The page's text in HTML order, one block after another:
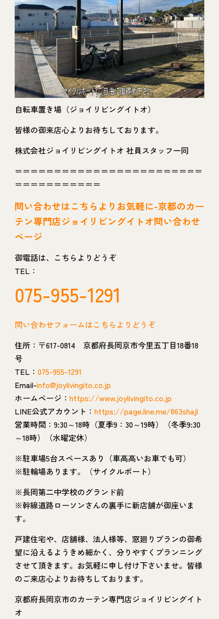
自転車置き場（ジョイリビングイトオ）
皆様の御来店心よりお待ちしております。
株式会社ジョイリビングイトオ 社員スタッフ一同
＝＝＝＝＝＝＝＝＝＝＝＝＝＝＝＝＝＝＝＝＝＝＝＝
＝＝＝＝＝＝＝＝＝＝＝
問い合わせはこちらよりお気軽に-京都のカー
テン専門店ジョイリビングイトオ問い合わせ
ページ
御電話は、こちらよりどうぞ
TEL：
075-955-1291
問い合わせフォームはこちらよりどうぞ
住所：〒617-0814 京都府長岡京市今里五丁目18番18
号
TEL： 075-955-1291
Email-info@joylivingito.co.jp
ホームページ： https://www.joylivingito.co.jp
LINE公式アカウント： https://page.line.me/863shajl
営業時間：9:30～18時（夏季9：30～19時）（冬季9:30
～18時）（水曜定休）
※駐車場5台スペースあり（車高高いお車でも可）
※駐輪場あります。（サイクルポート）
※長岡第二中学校のグランド前
※幹線道路ローソンさんの裏手に新店舗が御座いま
す。
戸建住宅や、店舗様、法人様等、窓廻りプランの御希
望に沿えるようきめ細かく、分りやすくプランニング
させて頂きます。お気軽に申し付け下さいませ。皆様
のご来店心よりお待ちしております。
京都府長岡京市のカーテン専門店ジョイリビングイト
オ